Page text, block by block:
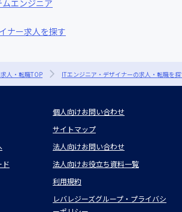
エンジニア
ナー求人を探す
人・転職TOP ITエンジニア・デザイナーの求人・転職を
個人向けお問い合わせ
サイトマップ
法人向けお問い合わせ
ド
法人向けお役立ち資料一覧
利用規約
レバレジーズグループ・プライバシ